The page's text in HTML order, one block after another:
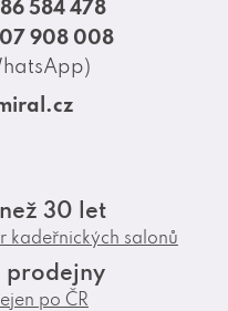
údajů
katalogy
spolupráce
584 478
908 008
30 let
kadeřnických salonů
prodejny
po ČR